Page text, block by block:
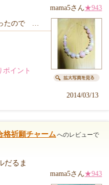
mama5さん★943
ったので …
ポイント
2014/03/13
格祈願チャーム へのレビューで
だるま
mama5さん★943